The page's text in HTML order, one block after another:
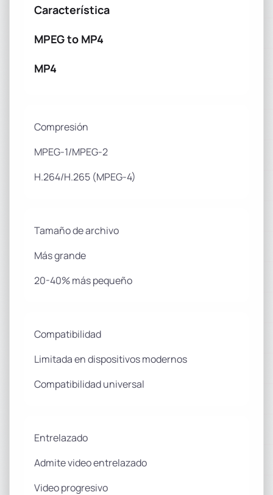
Característica
MPEG to MP4
MP4
Compresión
MPEG-1/MPEG-2
H.264/H.265 (MPEG-4)
Tamaño de archivo
Más grande
20-40% más pequeño
Compatibilidad
Limitada en dispositivos modernos
Compatibilidad universal
Entrelazado
Admite video entrelazado
Video progresivo